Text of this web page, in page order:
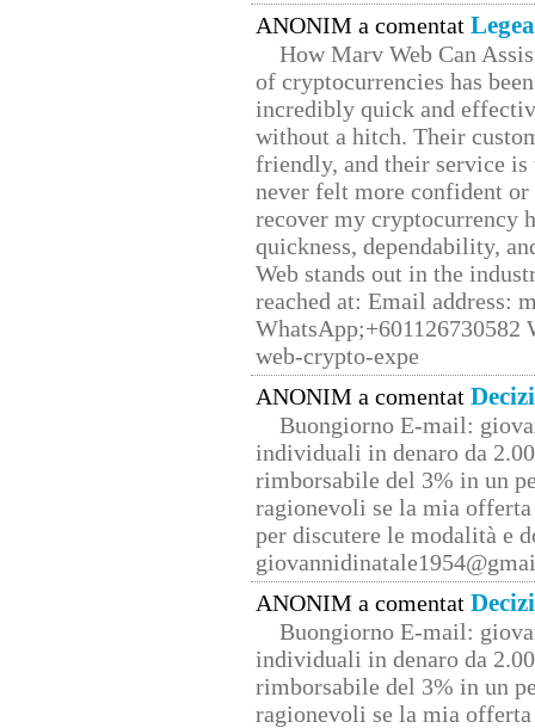
ANONIM a comentat
How Marv Web Can
of cryptocurrencies has
incredibly quick and
without a hitch. Their
friendly, and their service
never felt more confident
recover my cryptocurrency
quickness, dependability,
Web stands out in the
reached at: Email address:
web-crypto-expe
ANONIM a comentat
Buongiorno E-mail:
individuali in denaro da
rimborsabile del 3% in un
ragionevoli se la mia
per discutere le modalità e
ANONIM a comentat
Buongiorno E-mail:
individuali in denaro da
rimborsabile del 3% in un
ragionevoli se la mia